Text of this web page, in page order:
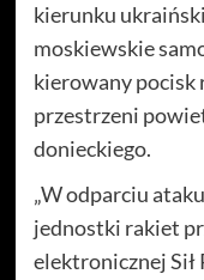
kierunku
moskiewskie
kierowany pocisk
przestrzeni
donieckiego.
„W odparciu
jednostki rakiet
elektronicznej